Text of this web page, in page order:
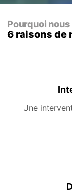
Pourquoi
6 raisons de
Une